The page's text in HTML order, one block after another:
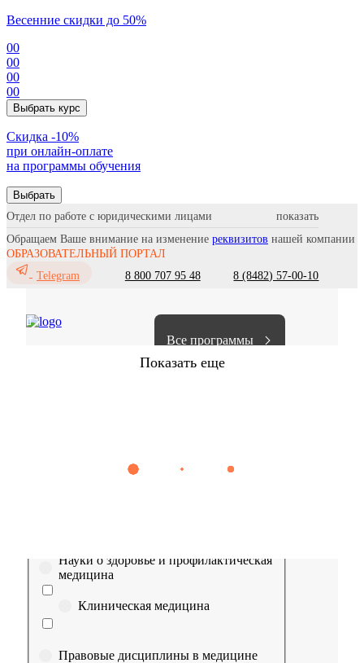
Весенние скидки до 50%
00
00
00
00
Выбрать курс
Cкидка -10%
при онлайн-оплате
на программы обучения
Выбрать
Отдел по работе с юридическими лицами
Обращаем Ваше внимание на изменение реквизитов нашей компании
ОБРАЗОВАТЕЛЬНЫЙ ПОРТАЛ
Telegram
8 800 707 95 48 8 (8482) 57-00-10
Все программы
Показать еще
Эпидемиология Медицинская помощь
Выберите направление
Науки о здоровье и профилактическая
медицина
Клиническая медицина
Правовые дисциплины в медицине